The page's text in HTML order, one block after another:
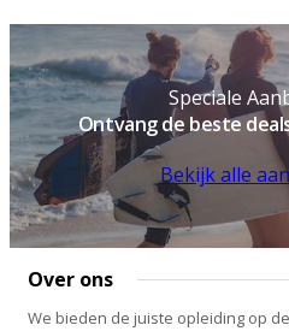
Speciale
Ontvang de beste
Bekijk alle
Over ons
We bieden de juiste opleiding op